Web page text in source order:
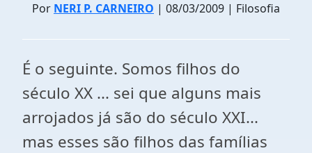
Por NERI P. CARNEIRO | 08/03/2009 | Filosofia
É o seguinte. Somos filhos do
século XX ... sei que alguns mais
arrojados já são do século XXI...
mas esses são filhos das famílias